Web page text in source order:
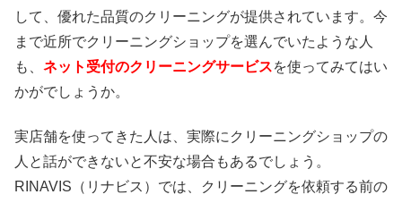
して、優れた品質のクリーニングが提供されています。今
まで近所でクリーニングショップを選んでいたような人
も、 ネット受付のクリーニングサービスを使ってみてはい
かがでしょうか。
実店舗を使ってきた人は、実際にクリーニングショップの
人と話ができないと不安な場合もあるでしょう。
RINAVIS（リナビス）では、クリーニングを依頼する前の